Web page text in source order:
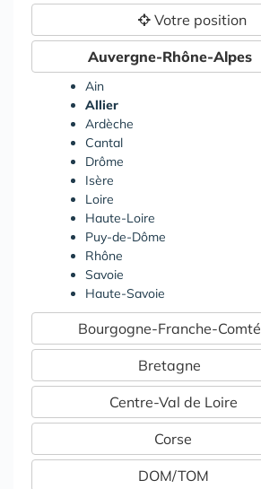
Votre position
Auvergne-Rhône-Alpes
Ain
Allier
Ardèche
Cantal
Drôme
Isère
Loire
Haute-Loire
Puy-de-Dôme
Rhône
Savoie
Haute-Savoie
Bourgogne-Franche-Comté
Bretagne
Centre-Val de Loire
Corse
DOM/TOM